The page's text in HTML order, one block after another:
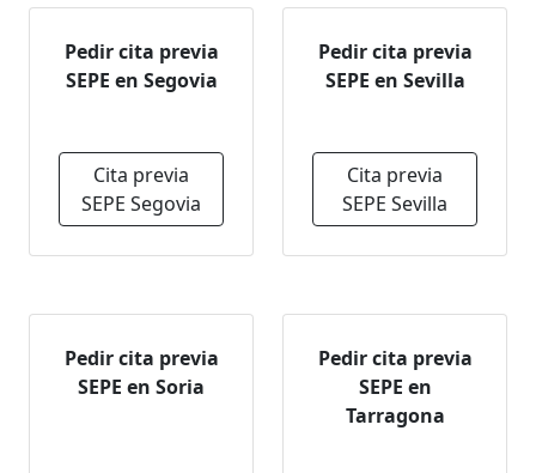
Pedir cita previa
SEPE en Segovia
Cita previa
SEPE Segovia
Pedir cita previa
SEPE en Sevilla
Cita previa
SEPE Sevilla
Pedir cita previa
SEPE en Soria
Pedir cita previa
SEPE en
Tarragona